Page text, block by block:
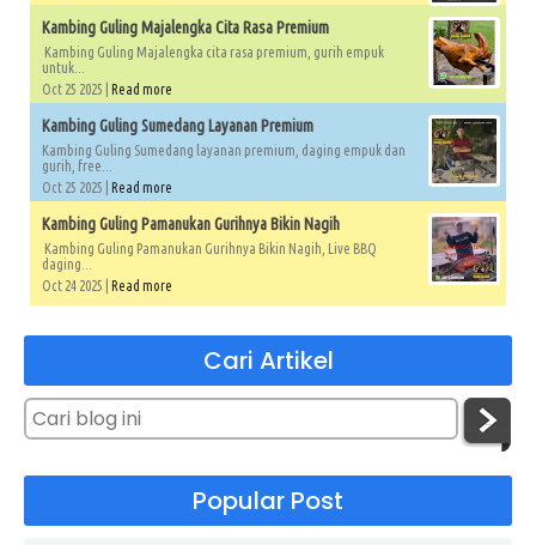
Kambing Guling Majalengka Cita Rasa Premium
Kambing Guling Majalengka cita rasa premium, gurih empuk
untuk...
Oct 25 2025 | Read more
Kambing Guling Sumedang Layanan Premium
Kambing Guling Sumedang layanan premium, daging empuk dan
gurih, free...
Oct 25 2025 | Read more
Kambing Guling Pamanukan Gurihnya Bikin Nagih
Kambing Guling Pamanukan Gurihnya Bikin Nagih, Live BBQ
daging...
Oct 24 2025 | Read more
Cari Artikel
Popular Post